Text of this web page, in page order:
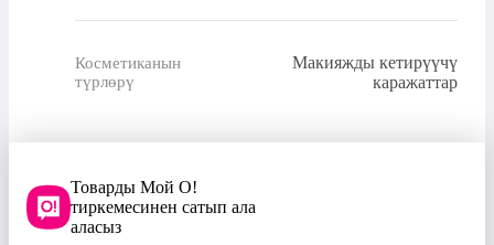
Косметиканын
түрлөрү
Макияжды кетирүүчү
каражаттар
Товарды Мой О!
тиркемесинен сатып ала
аласыз